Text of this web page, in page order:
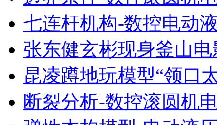
七连杆机构-数控电动
张东健玄彬现身釜山
昆凌蹲地玩模型“领口
断裂分析-数控滚圆机